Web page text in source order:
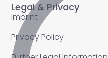
Legal & Privacy
Imprint
Privacy Policy